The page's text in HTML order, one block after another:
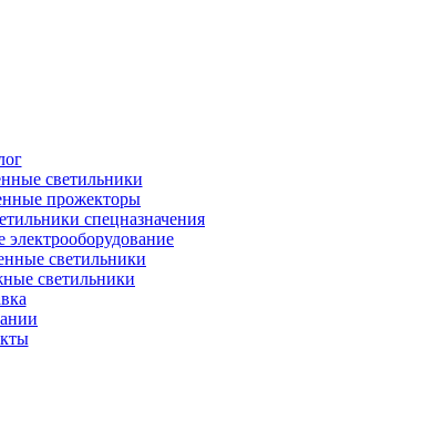
светильники
прожекторы
спецназначения
светильники
светильники